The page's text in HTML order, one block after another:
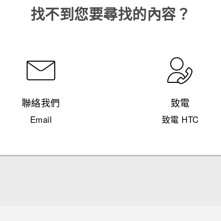
找不到您要尋找的內容？
聯絡我們
Email
致電
致電 HTC